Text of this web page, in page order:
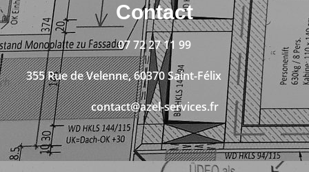
Contact
07 72 27 11 99
355 Rue de Velenne, 60370 Saint-Félix
contact@azel-services.fr